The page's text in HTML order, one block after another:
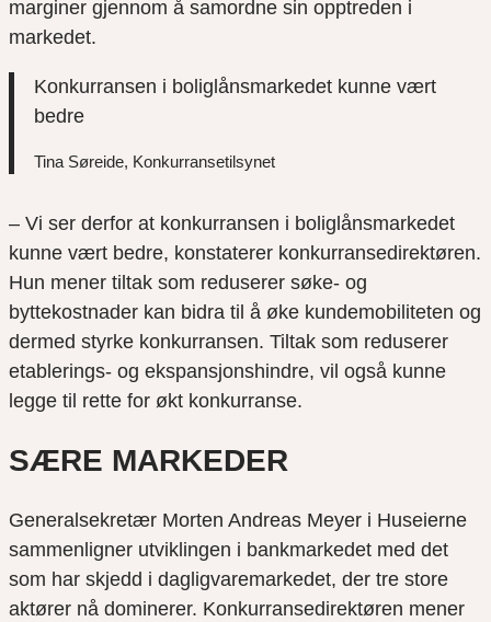
marginer gjennom å samordne sin opptreden i
markedet.
Konkurransen i boliglånsmarkedet kunne vært
bedre
Tina Søreide, Konkurransetilsynet
– Vi ser derfor at konkurransen i boliglånsmarkedet
kunne vært bedre, konstaterer konkurransedirektøren.
Hun mener tiltak som reduserer søke- og
byttekostnader kan bidra til å øke kundemobiliteten og
dermed styrke konkurransen. Tiltak som reduserer
etablerings- og ekspansjonshindre, vil også kunne
legge til rette for økt konkurranse.
SÆRE MARKEDER
Generalsekretær Morten Andreas Meyer i Huseierne
sammenligner utviklingen i bankmarkedet med det
som har skjedd i dagligvaremarkedet, der tre store
aktører nå dominerer. Konkurransedirektøren mener